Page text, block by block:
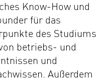
Know-How und
für das
des Studiums
betriebs- und
und
Außerdem